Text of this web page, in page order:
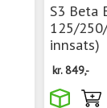
S3 Beta
125/
innsats)
kr.849,-